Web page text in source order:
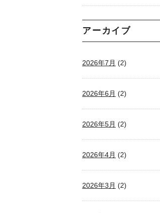
アーカイブ
2026年7月 (2)
2026年6月 (2)
2026年5月 (2)
2026年4月 (2)
2026年3月 (2)